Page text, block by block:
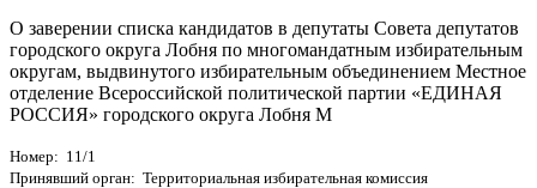
О заверении списка кандидатов в депутаты Совета депутатов
городского округа Лобня по многомандатным избирательным
округам, выдвинутого избирательным объединением Местное
отделение Всероссийской политической партии «ЕДИНАЯ
РОССИЯ» городского округа Лобня М
Номер: 11/1
Принявший орган: Территориальная избирательная комиссия